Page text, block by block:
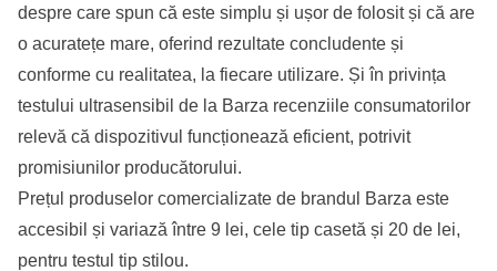
despre care spun că este simplu și ușor de folosit și că are
o acuratețe mare, oferind rezultate concludente și
conforme cu realitatea, la fiecare utilizare. Și în privința
testului ultrasensibil de la Barza recenziile consumatorilor
relevă că dispozitivul funcționează eficient, potrivit
promisiunilor producătorului.
Prețul produselor comercializate de brandul Barza este
accesibil și variază între 9 lei, cele tip casetă și 20 de lei,
pentru testul tip stilou.